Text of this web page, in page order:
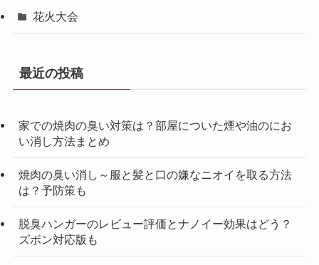
花火大会
最近の投稿
家での焼肉の臭い対策は？部屋についた煙や油のにお
い消し方法まとめ
焼肉の臭い消し～服と髪と口の嫌なニオイを取る方法
は？予防策も
脱臭ハンガーのレビュー評価とナノイー効果はどう？
ズボン対応版も